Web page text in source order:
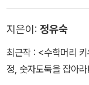
알리고 있으며, 국내
대표로도 활동하고 있
곱셈비법』(하우매쓰),
지은이: 정유숙
최근작 : <수학머리
정, 숫자도둑을 잡아